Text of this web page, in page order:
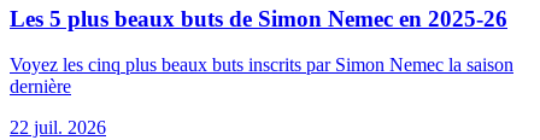
Les 5 plus beaux buts de Simon Nemec en 2025-26
Voyez les cinq plus beaux buts inscrits par Simon Nemec la saison
dernière
22 juil. 2026